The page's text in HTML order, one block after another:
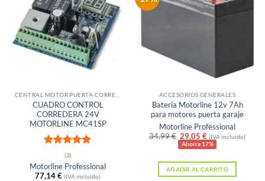
CENTRAL MOTOR PUERTA CORREDERA
CUADRO CONTROL
CORREDERA 24V
MOTORLINE MC41SP
Valorado
con
5de 5
(3)
Motorline Professional
77,14€ (IVA incluido)
ACCESORIOS GENERALES
Batería Motorline 12v 7Ah
para motores puerta garaje
Motorline Professional
34,99€ El
precio
era:
34,99 €.
29,05€El
precio
es:
29,05 €.
(IVA incluido)
Ahorra 17%
AÑADIR AL CARRITO